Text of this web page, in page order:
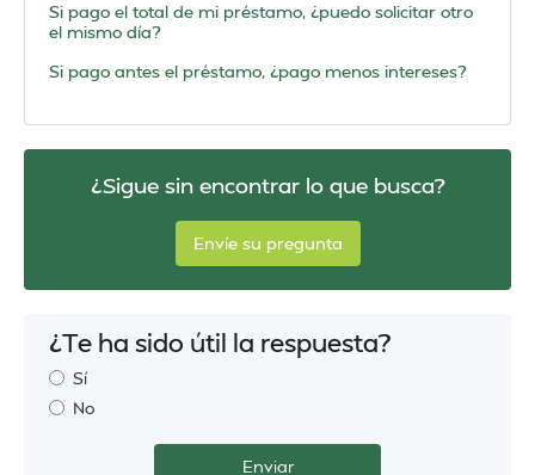
Si pago el total de mi préstamo, ¿puedo solicitar otro
el mismo día?
Si pago antes el préstamo, ¿pago menos intereses?
¿Sigue sin encontrar lo que busca?
Envíe su pregunta
¿Te ha sido útil la respuesta?
Sí
No